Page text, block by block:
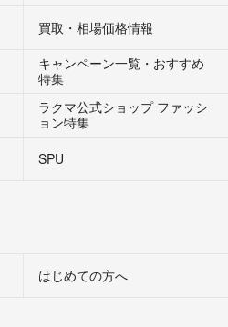
買取・相場価格情報
キャンペーン一覧・おすすめ
特集
ラクマ公式ショップ ファッシ
ョン特集
SPU
はじめての方へ